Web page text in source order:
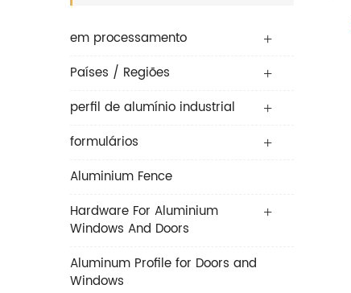
em processamento
Países / Regiões
perfil de alumínio industrial
formulários
Aluminium Fence
Hardware For Aluminium
Windows And Doors
Aluminum Profile for Doors and
Windows